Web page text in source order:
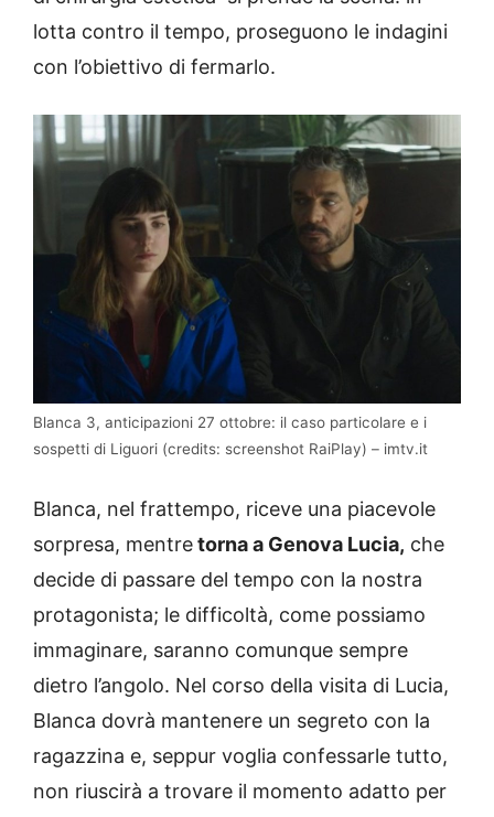
lotta contro il tempo, proseguono le indagini
con l’obiettivo di fermarlo.
Blanca 3, anticipazioni 27 ottobre: il caso particolare e i
sospetti di Liguori (credits: screenshot RaiPlay) – imtv.it
Blanca, nel frattempo, riceve una piacevole
sorpresa, mentretorna a Genova Lucia, che
decide di passare del tempo con la nostra
protagonista; le difficoltà, come possiamo
immaginare, saranno comunque sempre
dietro l’angolo. Nel corso della visita di Lucia,
Blanca dovrà mantenere un segreto con la
ragazzina e, seppur voglia confessarle tutto,
non riuscirà a trovare il momento adatto per